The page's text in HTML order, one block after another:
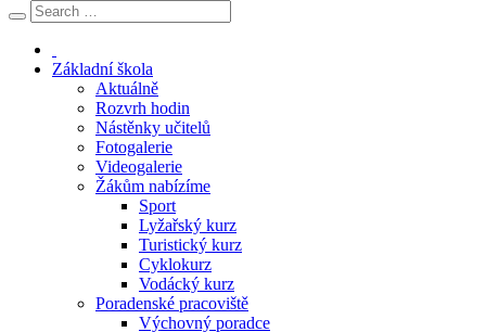
Základní škola
Aktuálně
Rozvrh hodin
Nástěnky učitelů
Fotogalerie
Videogalerie
Žákům nabízíme
Sport
Lyžařský kurz
Turistický kurz
Cyklokurz
Vodácký kurz
Poradenské pracoviště
Výchovný poradce